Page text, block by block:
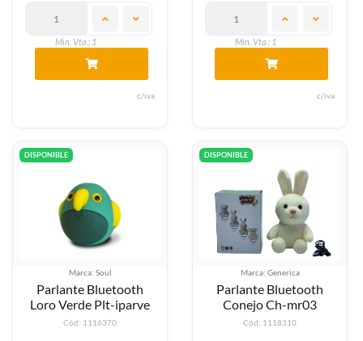
Min. Vta.: 1
c/iva
Min. Vta.: 1
c/iva
DISPONIBLE
Marca: Soul
Parlante Bluetooth
Loro Verde Plt-iparve
Cód: 1116370
DISPONIBLE
Marca: Generica
Parlante Bluetooth
Conejo Ch-mr03
Cód: 1118310